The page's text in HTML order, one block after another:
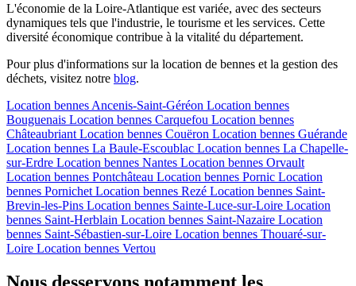
L'économie de la Loire-Atlantique est variée, avec des secteurs
dynamiques tels que l'industrie, le tourisme et les services. Cette
diversité économique contribue à la vitalité du département.
Pour plus d'informations sur la location de bennes et la gestion des
déchets, visitez notre blog.
Location bennes Ancenis-Saint-Géréon Location bennes
Bouguenais Location bennes Carquefou Location bennes
Châteaubriant Location bennes Couëron Location bennes Guérande
Location bennes La Baule-Escoublac Location bennes La Chapelle-
sur-Erdre Location bennes Nantes Location bennes Orvault
Location bennes Pontchâteau Location bennes Pornic Location
bennes Pornichet Location bennes Rezé Location bennes Saint-
Brevin-les-Pins Location bennes Sainte-Luce-sur-Loire Location
bennes Saint-Herblain Location bennes Saint-Nazaire Location
bennes Saint-Sébastien-sur-Loire Location bennes Thouaré-sur-
Loire Location bennes Vertou